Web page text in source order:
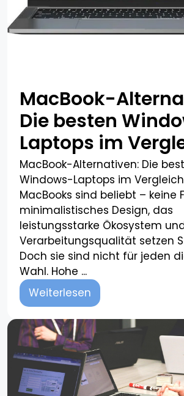
MacBook-
Die besten
Laptops im
MacBook-Alternativen: Die
Windows-Laptops im
MacBooks sind beliebt – keine
minimalistisches Design, das
leistungsstarke Ökosystem
Verarbeitungsqualität setzen
Doch sie sind nicht für jeden
Wahl. Hohe ...
Weiterlesen